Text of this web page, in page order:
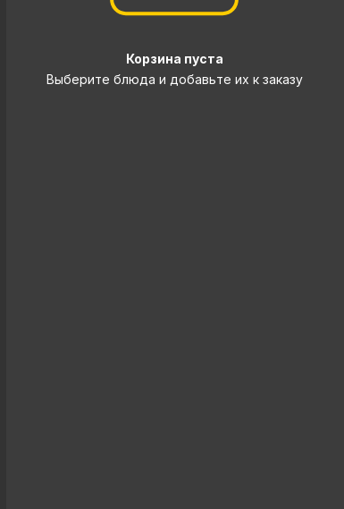
Корзина пуста
Выберите блюда и добавьте их к заказу